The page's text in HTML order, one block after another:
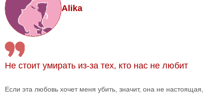
Alika
Не стоит умирать из-за тех, кто нас не любит
Если эта любовь хочет меня убить, значит, она не настоящая,